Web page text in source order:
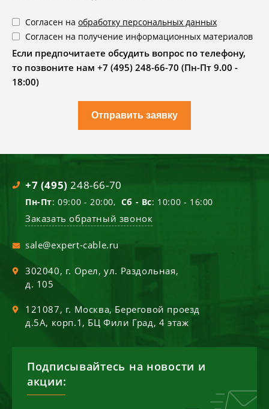
Согласен на обработку персональных данных
Согласен на получение информационных материалов
Если предпочитаете обсудить вопрос по телефону,
то позвоните нам +7 (495) 248-66-70 (Пн-Пт 9.00 -
18:00)
Отправить заявку
+7 (495) 248-66-70
Пн-Пт: 09:00 - 20:00, Сб - Вс: 10:00 - 16:00
Заказать обратный звонок
sale@expert-cable.ru
302040, г. Орел,ул. Раздольная,
д. 105
121087, г. Москва, Береговой проезд
д.5А, корп.1, БЦ Фили Град, 4 этаж
Подписывайтесь на новости и
акции: